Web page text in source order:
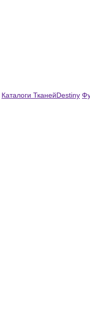
Каталоги ТканейDestiny